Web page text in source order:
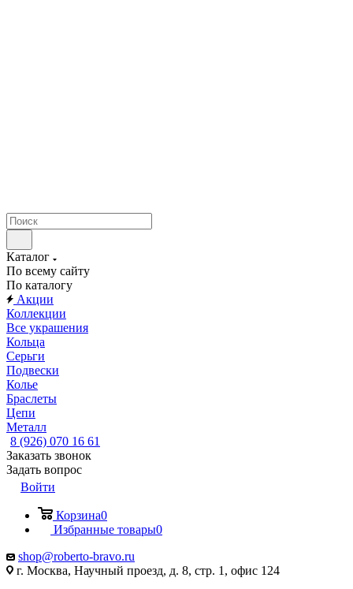
Каталог
По всему сайту
По каталогу
Акции
Коллекции
Все украшения
Кольца
Серьги
Подвески
Колье
Браслеты
Цепи
Металл
8 (926) 070 16 61
Заказать звонок
Задать вопрос
Войти
Корзина0
Избранные товары0
shop@roberto-bravo.ru
г. Москва, Научный проезд, д. 8, стр. 1, офис 124